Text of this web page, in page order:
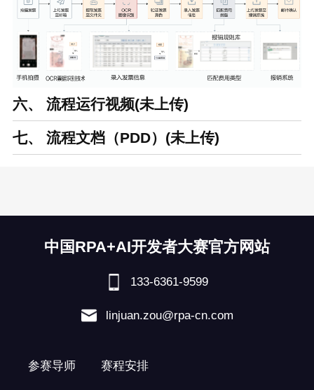
六、 流程运行视频(未上传)
七、 流程文档（PDD）(未上传)
中国RPA+AI开发者大赛官方网站
133-6361-9599
linjuan.zou@rpa-cn.com
参赛导师 赛程安排